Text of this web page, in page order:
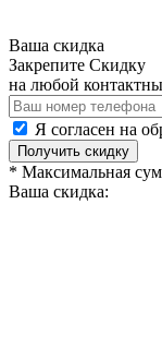
Ваша скидка
Закрепите Скидку
на любой
Я согласен на
Получить скидку
* Максимальная
Ваша скидка: